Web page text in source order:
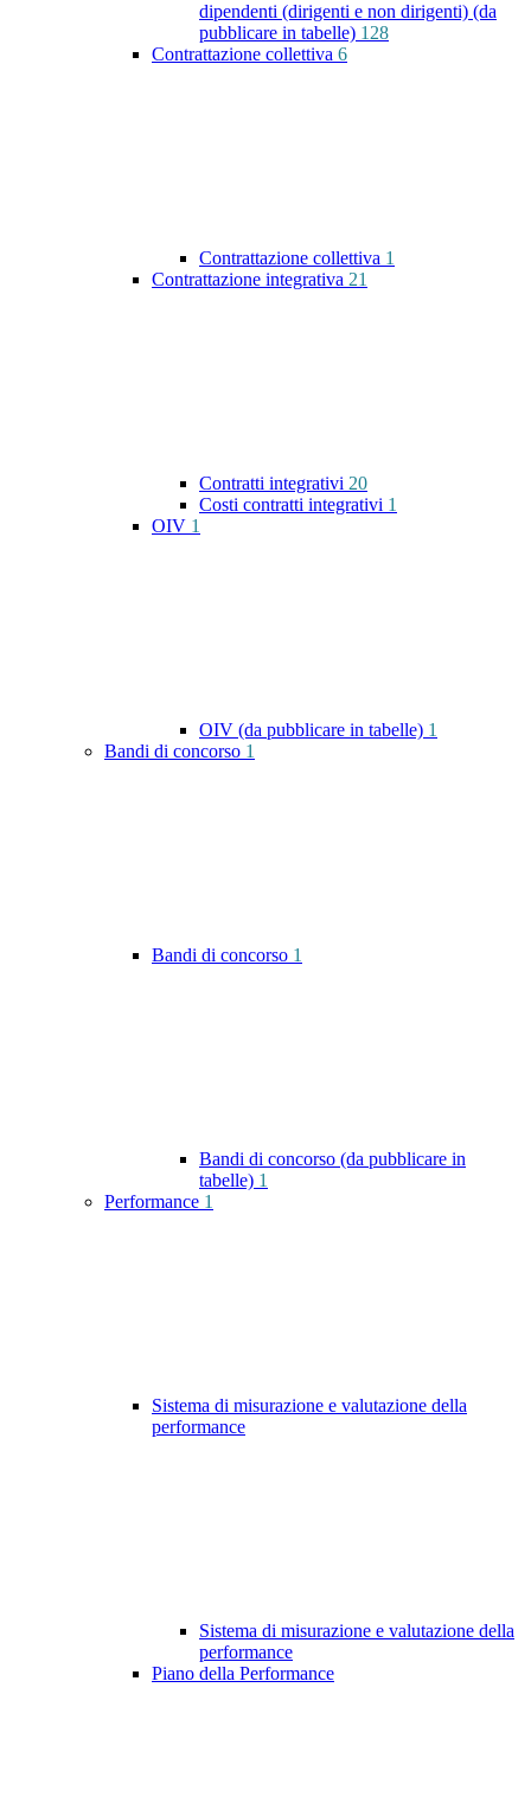
dipendenti (dirigenti e non dirigenti) (da
pubblicare in tabelle) 128
Contrattazione collettiva 6
Contrattazione collettiva 1
Contrattazione integrativa 21
Contratti integrativi 20
Costi contratti integrativi 1
OIV 1
OIV (da pubblicare in tabelle) 1
Bandi di concorso 1
Bandi di concorso 1
Bandi di concorso (da pubblicare in
tabelle) 1
Performance 1
Sistema di misurazione e valutazione della
performance
Sistema di misurazione e valutazione della
performance
Piano della Performance